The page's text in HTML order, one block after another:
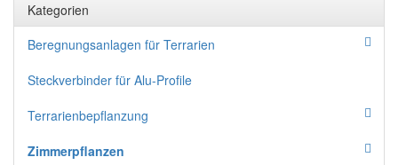
Kategorien
Beregnungsanlagen für Terrarien
Steckverbinder für Alu-Profile
Terrarienbepflanzung
Zimmerpflanzen